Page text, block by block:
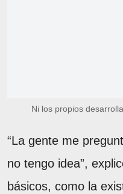
Ni los propios
“La gente me
no tengo idea”,
básicos, como la